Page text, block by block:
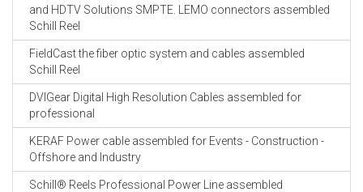
and HDTV Solutions SMPTE. LEMO connectors assembled
Schill Reel
FieldCast the fiber optic system and cables assembled
Schill Reel
DVIGear Digital High Resolution Cables assembled for
professional
KERAF Power cable assembled for Events - Construction -
Offshore and Industry
Schill® Reels Professional Power Line assembled